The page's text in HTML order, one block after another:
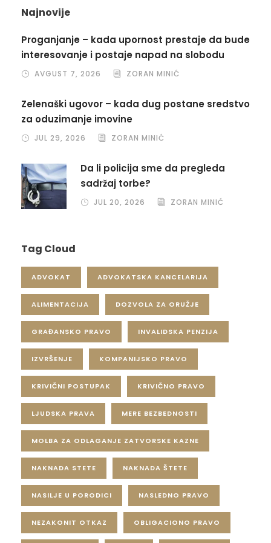
Najnovije
Proganjanje – kada upornost prestaje da bude
interesovanje i postaje napad na slobodu
AVGUST 7, 2026 ZORAN MINIĆ
Zelenaški ugovor – kada dug postane sredstvo
za oduzimanje imovine
JUL 29, 2026 ZORAN MINIĆ
Da li policija sme da pregleda
sadržaj torbe?
JUL 20, 2026 ZORAN MINIĆ
Tag Cloud
ADVOKAT ADVOKATSKA KANCELARIJA
ALIMENTACIJA DOZVOLA ZA ORUŽJE
GRAĐANSKO PRAVO INVALIDSKA PENZIJA
IZVRŠENJE KOMPANIJSKO PRAVO
KRIVIČNI POSTUPAK KRIVIČNO PRAVO
LJUDSKA PRAVA MERE BEZBEDNOSTI
MOLBA ZA ODLAGANJE ZATVORSKE KAZNE
NAKNADA STETE NAKNADA ŠTETE
NASILJE U PORODICI NASLEDNO PRAVO
NEZAKONIT OTKAZ OBLIGACIONO PRAVO